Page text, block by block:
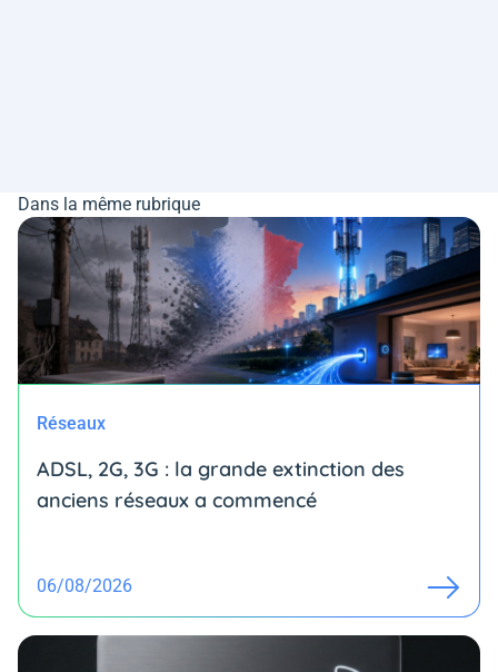
Dans la même rubrique
Réseaux
ADSL, 2G, 3G : la grande extinction des
anciens réseaux a commencé
06/08/2026